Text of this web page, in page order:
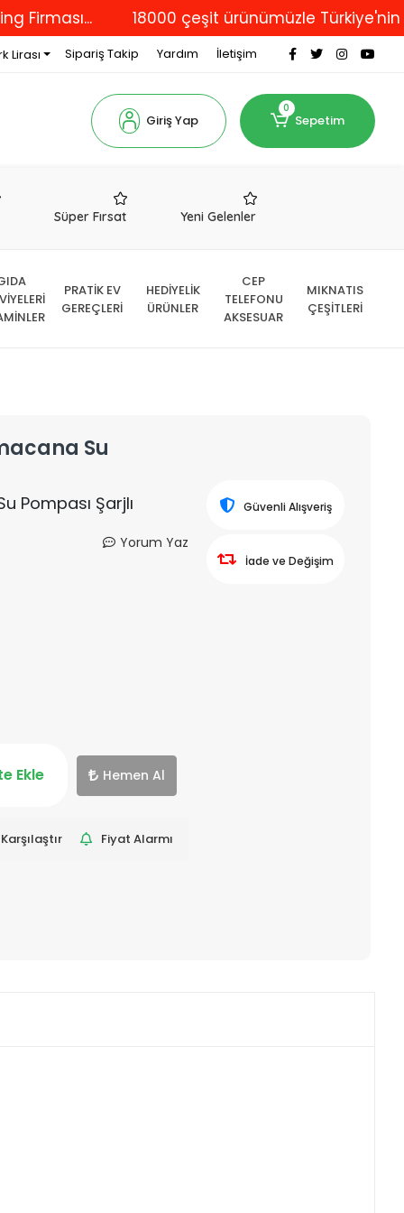
18000 çeşit ürünümüzle Türkiye'nin dört
Lirası Sipariş Takip Yardım İletişim
Giriş Yap
0
Sepetim
Süper Fırsat Yeni Gelenler
PRATİK EV
GEREÇLERİ
HEDİYELİK
ÜRÜNLER
CEP
TELEFONU
AKSESUAR
MIKNATIS
ÇEŞİTLERİ
Su
Pompası Şarjlı
Yorum Yaz
Ekle Hemen Al
Karşılaştır Fiyat Alarmı
Güvenli Alışveriş
İade ve Değişim